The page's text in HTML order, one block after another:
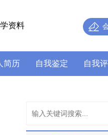
资料
简历 自我鉴定 自我